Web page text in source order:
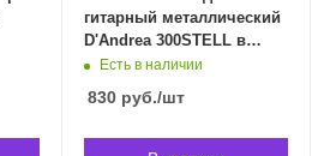
гитарный металлический
D'Andrea 300STELL в
Владивостоке
Есть в наличии
830руб./шт